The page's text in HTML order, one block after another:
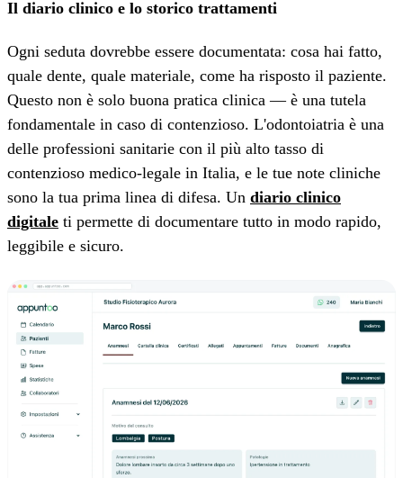
Il diario clinico e lo storico trattamenti
Ogni seduta dovrebbe essere documentata: cosa hai fatto,
quale dente, quale materiale, come ha risposto il paziente.
Questo non è solo buona pratica clinica — è una tutela
fondamentale in caso di contenzioso. L'odontoiatria è una
delle professioni sanitarie con il più alto tasso di
contenzioso medico-legale in Italia, e le tue note cliniche
sono la tua prima linea di difesa. Un diario clinico
digitale ti permette di documentare tutto in modo rapido,
leggibile e sicuro.